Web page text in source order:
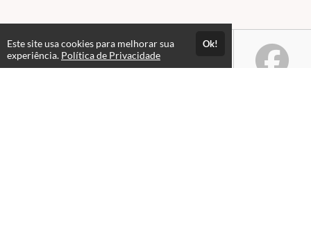
Este site usa cookies para melhorar sua
experiência. Política de Privacidade
Ok!